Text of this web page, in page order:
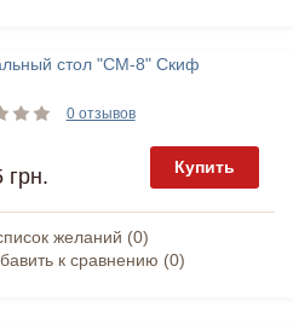
стол "СМ-8" Скиф
0 отзывов
грн. Купить
желаний (0)
к сравнению (0)